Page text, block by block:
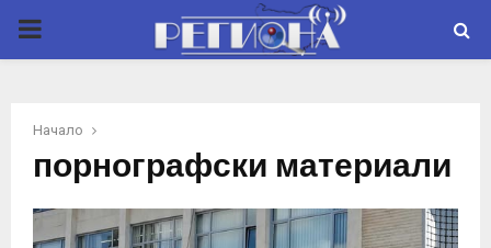
P
M
Начало
порнографски материали